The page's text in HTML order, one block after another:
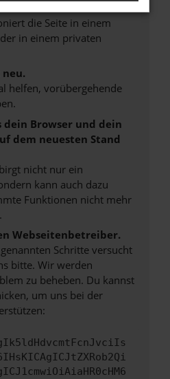
die Seite in einem
in einem privaten
helfen, vorübergehende
dein Browser und dein
dem neuesten Stand
nicht nur ein
kann auch dazu
Funktionen nicht mehr
Webseitenbetreiber.
Schritte versucht
bitte. Wir werden
zu beheben. Du kannst
um uns bei der